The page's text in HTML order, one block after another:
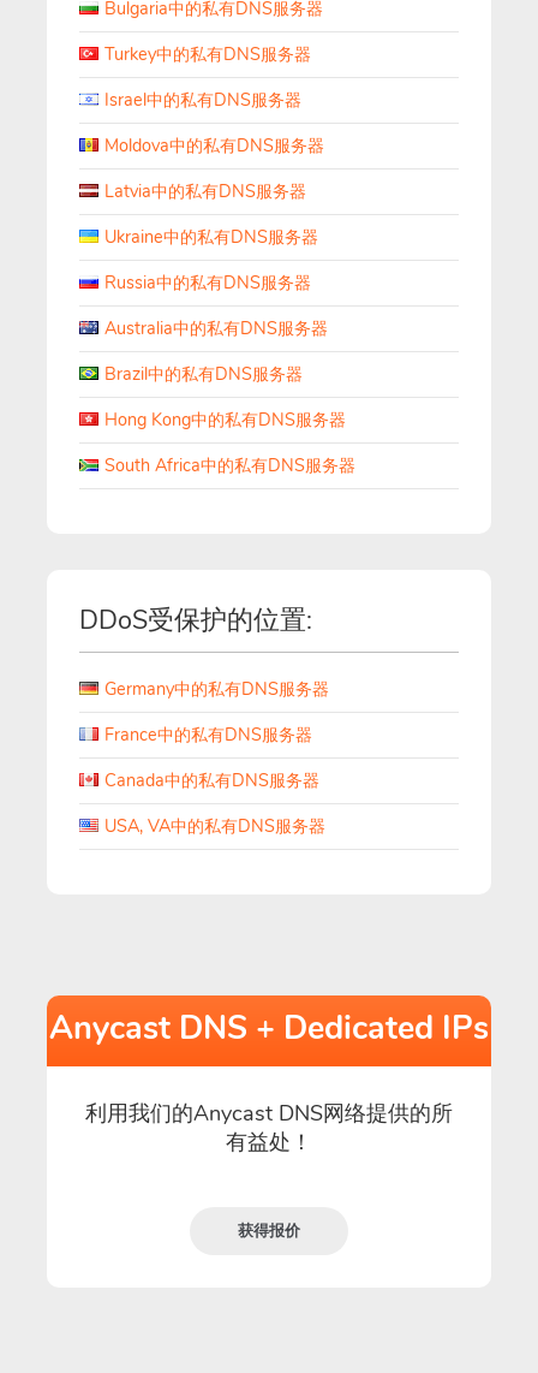
Bulgaria中的私有DNS服务器
Turkey中的私有DNS服务器
Israel中的私有DNS服务器
Moldova中的私有DNS服务器
Latvia中的私有DNS服务器
Ukraine中的私有DNS服务器
Russia中的私有DNS服务器
Australia中的私有DNS服务器
Brazil中的私有DNS服务器
Hong Kong中的私有DNS服务器
South Africa中的私有DNS服务器
DDoS受保护的位置:
Germany中的私有DNS服务器
France中的私有DNS服务器
Canada中的私有DNS服务器
USA, VA中的私有DNS服务器
Anycast DNS + Dedicated IPs
利用我们的Anycast DNS网络提供的所
有益处！
获得报价